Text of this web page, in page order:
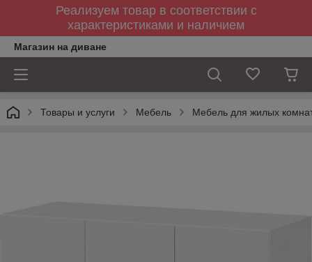
Реализуем товар в соответствии с
характеристиками и наличием
Магазин на диване
Товары и услуги Мебель Мебель для жилых